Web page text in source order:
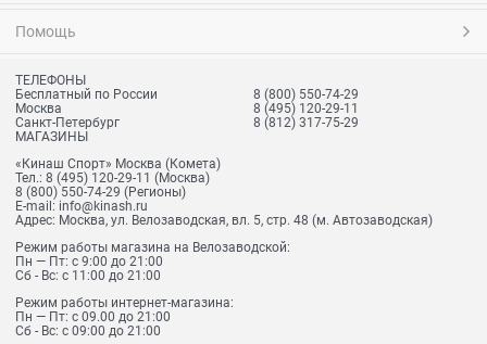
Помощь
ТЕЛЕФОНЫ
Бесплатный по России
8 (800) 550-74-29
Москва
8 (495) 120-29-11
Санкт-Петербург
8 (812) 317-75-29
МАГАЗИНЫ
«Кинаш Спорт» Москва (Комета)
Тел.: 8 (495) 120-29-11 (Москва)
8 (800) 550-74-29 (Регионы)
E-mail: info@kinash.ru
Адрес: Москва, ул. Велозаводская, вл. 5, стр. 48 (м. Автозаводская)
Режим работы магазина на Велозаводской:
Пн — Пт: с 9:00 до 21:00
Сб - Вс: с 11:00 до 21:00
Режим работы интернет-магазина:
Пн — Пт: с 09.00 до 21:00
Сб - Вс: с 09:00 до 21:00